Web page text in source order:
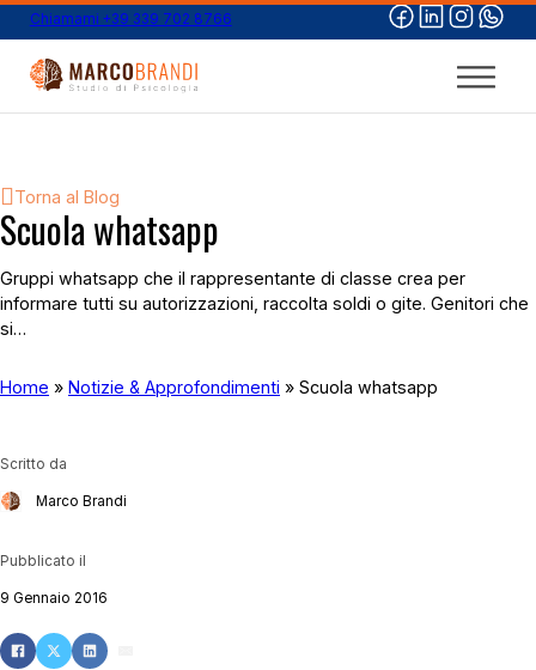
Chiamami +39 339 702 8766
Scuola whatsapp
Gruppi whatsapp che il rappresentante di classe crea per
informare tutti su autorizzazioni, raccolta soldi o gite. Genitori che
si…
Home » Notizie & Approfondimenti » Scuola whatsapp
Scritto da
Marco Brandi
Pubblicato il
9 Gennaio 2016
Torna al Blog